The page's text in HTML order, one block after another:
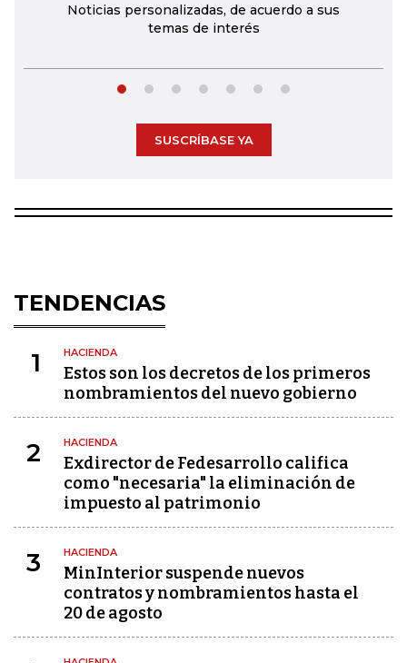
Noticias personalizadas, de acuerdo a sus
temas de interés
SUSCRÍBASE YA
TENDENCIAS
1 HACIENDA
Estos son los decretos de los primeros
nombramientos del nuevo gobierno
2 HACIENDA
Exdirector de Fedesarrollo califica
como "necesaria" la eliminación de
impuesto al patrimonio
3 HACIENDA
MinInterior suspende nuevos
contratos y nombramientos hasta el
20 de agosto